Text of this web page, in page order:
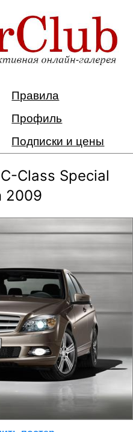
Правила
Профиль
Подписки и цены
Class Special
2009